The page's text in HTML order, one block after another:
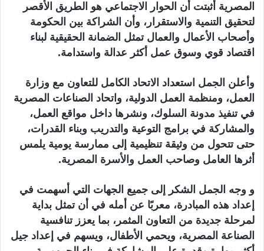
المصرية أثبتت أن الحوار الاجتماعي هو الطريق الأقصر
لتحقيق التنمية والاستقرار، وأن الشراكة بين الحكومة
وأصحاب الأعمال والعمال تمثل الضمانة الحقيقية لبناء
اقتصاد قوي وسوق عمل أكثر عدالة واستدامة.
وأعلن الجمل استعداد الاتحاد الكامل للتعاون مع وزارة
العمل، ومنظمة العمل الدولية، واتحاد الصناعات المصرية
في تنفيذ مدونة السلوك، ونشرها داخل مواقع العمل،
والمشاركة في برامج التوعية والتدريب وبناء القدرات،
حتى تتحول من وثيقة تنظيمية إلى ممارسة يومية يلمس
أثرها العامل وصاحب العمل والأسرة المصرية.
و وجه الجمل الشكر إلى جميع الجهات التي أسهمت في
إعداد هذه المبادرة، معربًا عن أمله في أن تمثل بداية
لمرحلة جديدة من التعاون المثمر، بما يعزز تنافسية
الصناعة المصرية، ويحمي الأطفال، ويسهم في إعداد جيل